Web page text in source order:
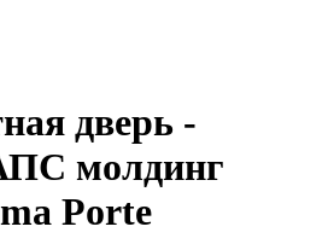
дверь -
молдинг
Porte